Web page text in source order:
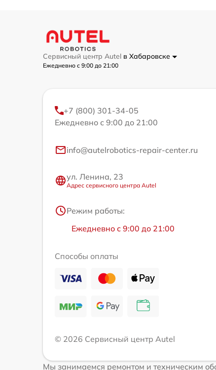
Сервисный центр Autel в Хабаровске
Ежедневно с 9:00 до 21:00
+7 (800) 301-34-05
Ежедневно с 9:00 до 21:00
info@autelrobotics-repair-center.ru
ул. Ленина, 23
Адрес сервисного центра Autel
Режим работы:
Ежедневно с 9:00 до 21:00
Способы оплаты
© 2026 Сервисный центр Autel
Мы занимаемся ремонтом и техническим